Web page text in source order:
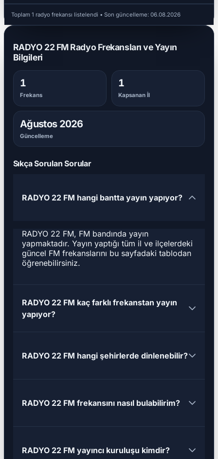
Toplam 1 radyo frekansı listelendi • Son güncelleme:06.08.2026
RADYO 22 FM Radyo Frekansları ve Yayın
Bilgileri
1
Frekans
1
Kapsanan İl
Ağustos 2026
Güncelleme
Sıkça Sorulan Sorular
RADYO 22 FM hangi bantta yayın yapıyor?
RADYO 22 FM, FM bandında yayın
yapmaktadır. Yayın yaptığı tüm il ve ilçelerdeki
güncel FM frekanslarını bu sayfadaki tablodan
öğrenebilirsiniz.
RADYO 22 FM kaç farklı frekanstan yayın
yapıyor?
RADYO 22 FM hangi şehirlerde dinlenebilir?
RADYO 22 FM frekansını nasıl bulabilirim?
RADYO 22 FM yayıncı kuruluşu kimdir?